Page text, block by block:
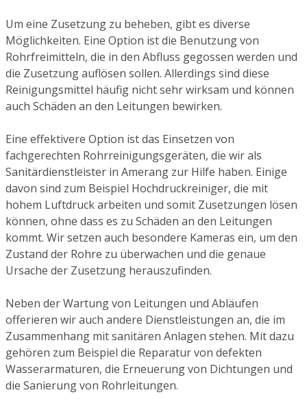
Um eine Zusetzung zu beheben, gibt es diverse
Möglichkeiten. Eine Option ist die Benutzung von
Rohrfreimitteln, die in den Abfluss gegossen werden und
die Zusetzung auflösen sollen. Allerdings sind diese
Reinigungsmittel häufig nicht sehr wirksam und können
auch Schäden an den Leitungen bewirken.
Eine effektivere Option ist das Einsetzen von
fachgerechten Rohrreinigungsgeräten, die wir als
Sanitärdienstleister in Amerang zur Hilfe haben. Einige
davon sind zum Beispiel Hochdruckreiniger, die mit
hohem Luftdruck arbeiten und somit Zusetzungen lösen
können, ohne dass es zu Schäden an den Leitungen
kommt. Wir setzen auch besondere Kameras ein, um den
Zustand der Rohre zu überwachen und die genaue
Ursache der Zusetzung herauszufinden.
Neben der Wartung von Leitungen und Abläufen
offerieren wir auch andere Dienstleistungen an, die im
Zusammenhang mit sanitären Anlagen stehen. Mit dazu
gehören zum Beispiel die Reparatur von defekten
Wasserarmaturen, die Erneuerung von Dichtungen und
die Sanierung von Rohrleitungen.